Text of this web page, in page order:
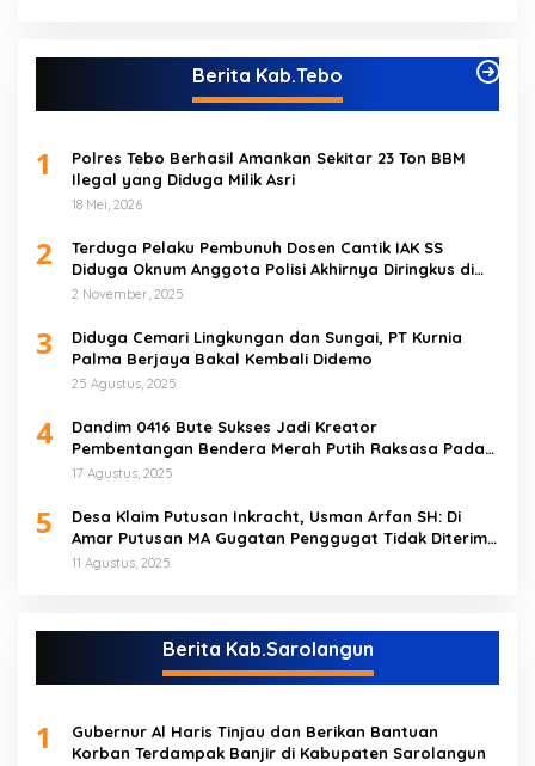
Berita Kab.Tebo
1
Polres Tebo Berhasil Amankan Sekitar 23 Ton BBM
Ilegal yang Diduga Milik Asri
18 Mei, 2026
2
Terduga Pelaku Pembunuh Dosen Cantik IAK SS
Diduga Oknum Anggota Polisi Akhirnya Diringkus di
Tebo Tengah
2 November, 2025
3
Diduga Cemari Lingkungan dan Sungai, PT Kurnia
Palma Berjaya Bakal Kembali Didemo
25 Agustus, 2025
4
Dandim 0416 Bute Sukses Jadi Kreator
Pembentangan Bendera Merah Putih Raksasa Pada
Peringatan HUT RI ke 80 di Tebo
17 Agustus, 2025
5
Desa Klaim Putusan Inkracht, Usman Arfan SH: Di
Amar Putusan MA Gugatan Penggugat Tidak Diterima
(NO)
11 Agustus, 2025
Berita Kab.Sarolangun
1
Gubernur Al Haris Tinjau dan Berikan Bantuan
Korban Terdampak Banjir di Kabupaten Sarolangun